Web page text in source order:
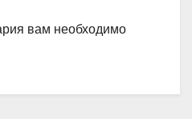
вам необходимо